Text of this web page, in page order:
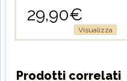
29,90€
Visualizza
Prodotti correlati